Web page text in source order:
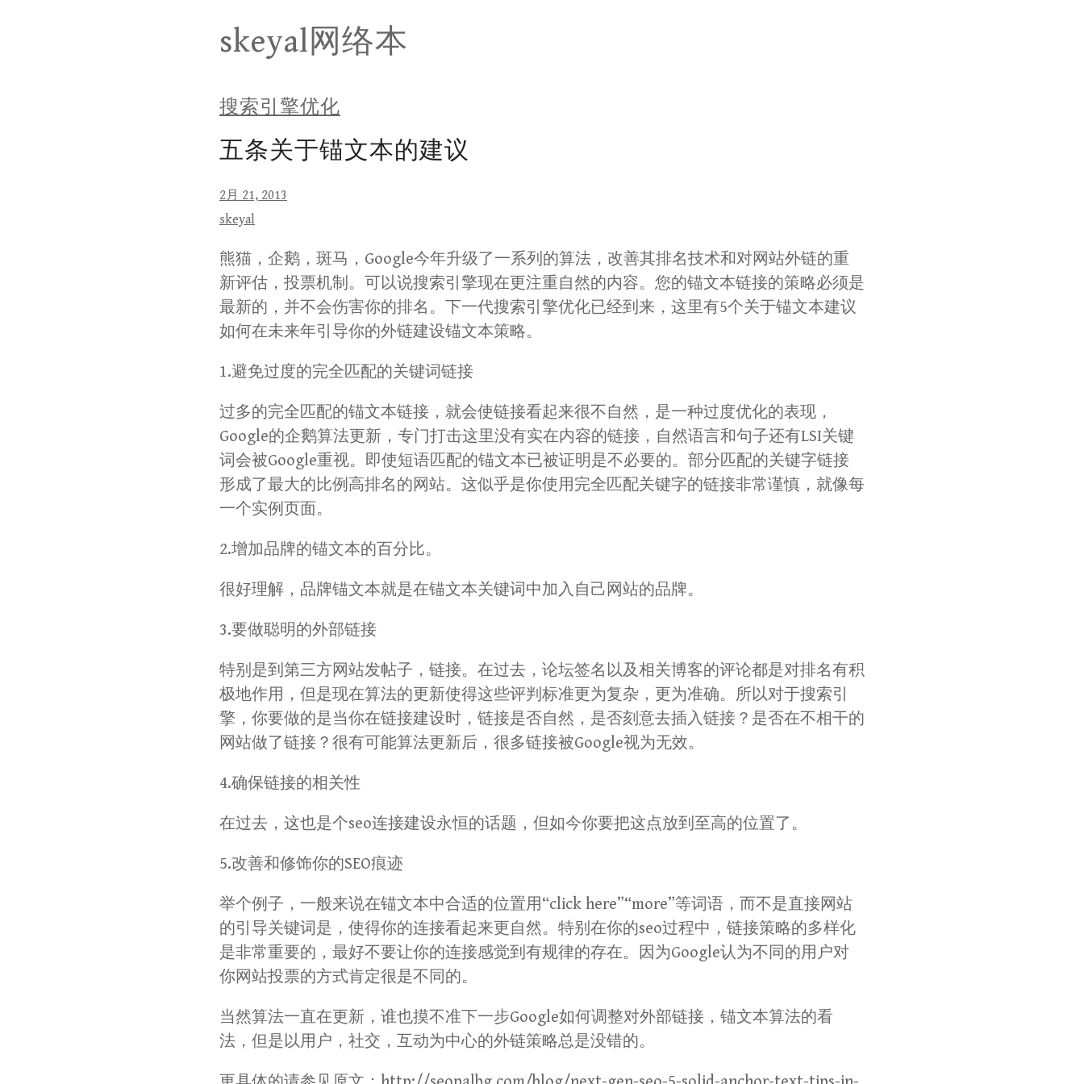
to
skeyal网络本
搜索引擎优化
五条关于锚文本的建议
2月 21, 2013
skeyal
熊猫，企鹅，斑马，Google今年升级了一系列的算法，改善其排名技术和对网站外链的重
新评估，投票机制。可以说搜索引擎现在更注重自然的内容。您的锚文本链接的策略必须是
最新的，并不会伤害你的排名。下一代搜索引擎优化已经到来，这里有5个关于锚文本建议
如何在未来年引导你的外链建设锚文本策略。
1.避免过度的完全匹配的关键词链接
过多的完全匹配的锚文本链接，就会使链接看起来很不自然，是一种过度优化的表现，
Google的企鹅算法更新，专门打击这里没有实在内容的链接，自然语言和句子还有LSI关键
词会被Google重视。即使短语匹配的锚文本已被证明是不必要的。部分匹配的关键字链接
形成了最大的比例高排名的网站。这似乎是你使用完全匹配关键字的链接非常谨慎，就像每
一个实例页面。
2.增加品牌的锚文本的百分比。
很好理解，品牌锚文本就是在锚文本关键词中加入自己网站的品牌。
3.要做聪明的外部链接
特别是到第三方网站发帖子，链接。在过去，论坛签名以及相关博客的评论都是对排名有积
极地作用，但是现在算法的更新使得这些评判标准更为复杂，更为准确。所以对于搜索引
擎，你要做的是当你在链接建设时，链接是否自然，是否刻意去插入链接？是否在不相干的
网站做了链接？很有可能算法更新后，很多链接被Google视为无效。
4.确保链接的相关性
在过去，这也是个seo连接建设永恒的话题，但如今你要把这点放到至高的位置了。
5.改善和修饰你的SEO痕迹
举个例子，一般来说在锚文本中合适的位置用“click here”“more”等词语，而不是直接网站
的引导关键词是，使得你的连接看起来更自然。特别在你的seo过程中，链接策略的多样化
是非常重要的，最好不要让你的连接感觉到有规律的存在。因为Google认为不同的用户对
你网站投票的方式肯定很是不同的。
当然算法一直在更新，谁也摸不准下一步Google如何调整对外部链接，锚文本算法的看
法，但是以用户，社交，互动为中心的外链策略总是没错的。